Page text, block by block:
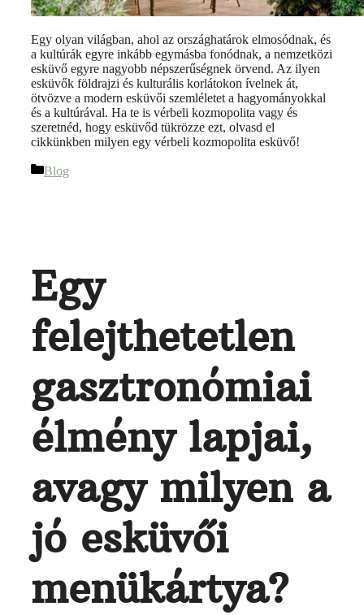
Egy olyan világban, ahol az országhatárok elmosódnak, és
a kultúrák egyre inkább egymásba fonódnak, a nemzetközi
esküvő egyre nagyobb népszerűségnek örvend. Az ilyen
esküvők földrajzi és kulturális korlátokon ívelnek át,
ötvözve a modern esküvői szemléletet a hagyományokkal
és a kultúrával. Ha te is vérbeli kozmopolita vagy és
szeretnéd, hogy esküvőd tükrözze ezt, olvasd el
cikkünkben milyen egy vérbeli kozmopolita esküvő!
Blog
Egy
felejthetetlen
gasztronómiai
élmény lapjai,
avagy milyen a
jó esküvői
menükártya?